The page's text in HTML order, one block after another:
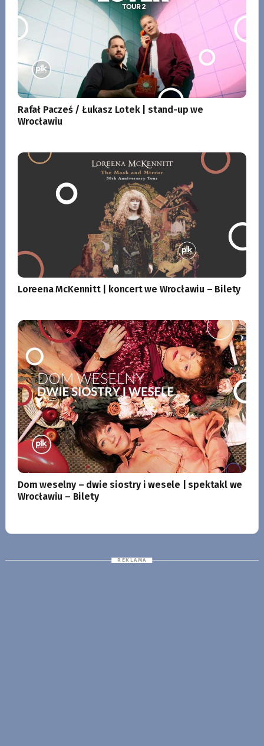
Rafał Pacześ / Łukasz Lotek | stand-up we
Wrocławiu
Loreena McKennitt | koncert we Wrocławiu – Bilety
Dom weselny – dwie siostry i wesele | spektakl we
Wrocławiu – Bilety